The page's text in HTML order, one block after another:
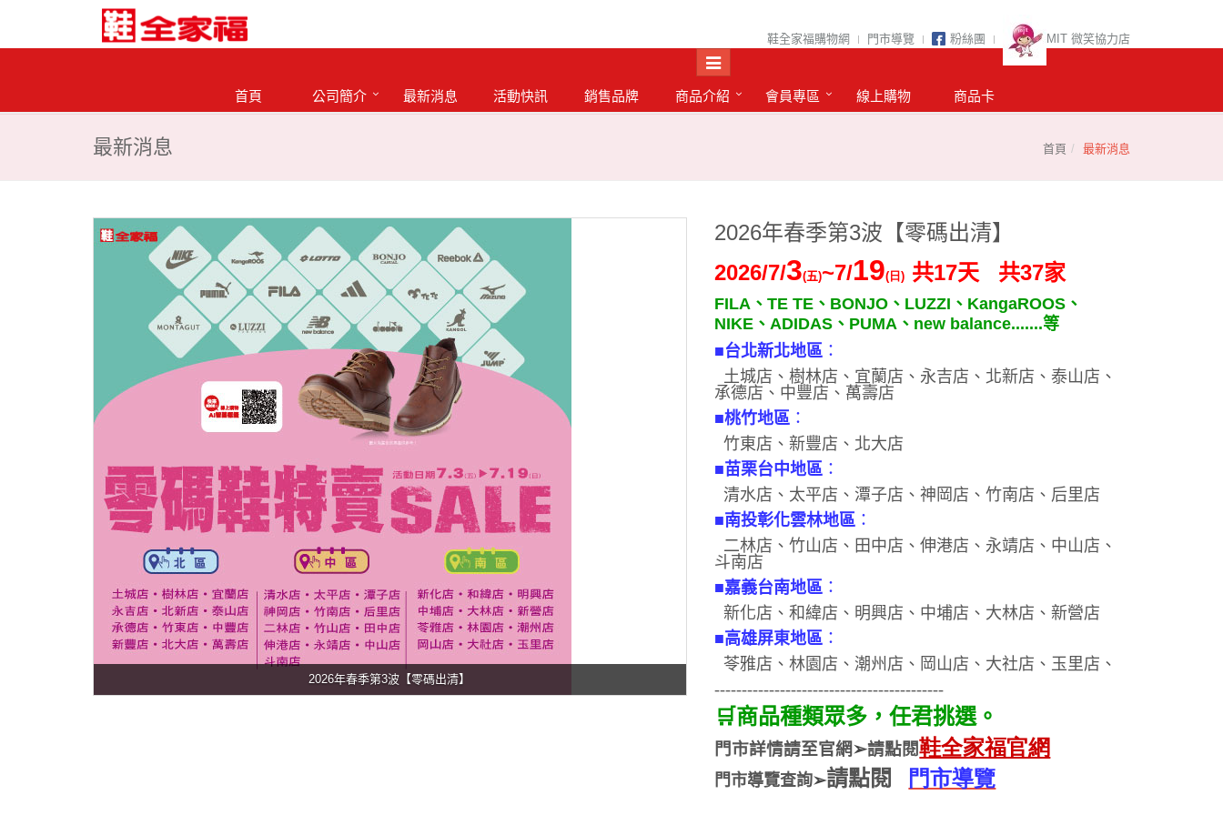
鞋全家福購物網 門市導覽 粉絲團 MIT 微笑協力店
首頁 公司簡介 最新消息 活動快訊 銷售品牌 商品介紹 會員專區 線上購物 商品卡
最新消息 首頁 最新消息
2026年春季第3波【零碼出清】
2026年春季第3波【零碼出清】
2026/7/3(五)~7/19(日 ) 共17天 共37家
FILA、 TE TE、 BONJO、 LUZZI 、 KangaROOS、
NIKE、 ADIDAS、 PUMA、 new balance.......等
■台北新北地區：
土城店 、 樹林店 、 宜蘭店、 永吉店、 北新店 、 泰山店 、
承德店 、 中豐店 、 萬壽店
■桃竹地區：
竹東店 、 新豐店 、 北大店
■苗栗台中地區：
清水店、太平店、潭子店、神岡店、竹南店 、后里店
■南投彰化雲林地區：
二林店、竹山店、田中店、 伸港店 、 永靖店、中山店 、
斗南店
■嘉義台南地區：
新化店、和緯店、明興店、中埔店、大林店 、新營店
■高雄屏東地區：
苓雅店、林園店、潮州店、岡 山店 、 大社店 、玉里店 、
------------------------------------------
🛒商品種類眾多，任君挑選。
門市詳情請至官網➢請點閱鞋全家福官網
門市導覽查詢➢請點閱 門市導覽